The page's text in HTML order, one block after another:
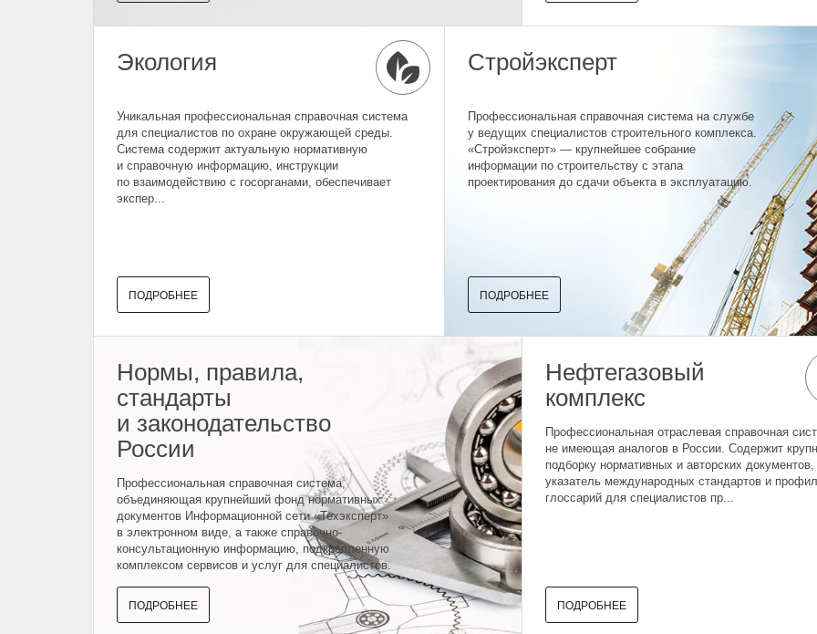
Экология
Уникальная профессиональная справочная система
для специалистов по охране окружающей среды.
Система содержит актуальную нормативную
и справочную информацию, инструкции
по взаимодействию с госорганами, обеспечивает
экспер...
ПОДРОБНЕЕ
Стройэксперт
Профессиональная справочная система на службе
у ведущих специалистов строительного комплекса.
«Стройэксперт» — крупнейшее собрание
информации по строительству с этапа
проектирования до сдачи объекта в эксплуатацию.
ПОДРОБНЕЕ
Нормы, правила,
стандарты
и законодательство
России
Профессиональная справочная система,
объединяющая крупнейший фонд нормативных
документов Информационной сети «Техэксперт»
в электронном виде, а также справочно-
консультационную информацию, подкрепленную
комплексом сервисов и услуг для специалистов.
ПОДРОБНЕЕ
Нефтегазовый
комплекс
Профессиональная отраслевая справочная
не имеющая аналогов в России. Содержит
подборку нормативных и авторских документов,
указатель международных стандартов и
глоссарий для специалистов пр...
ПОДРОБНЕЕ